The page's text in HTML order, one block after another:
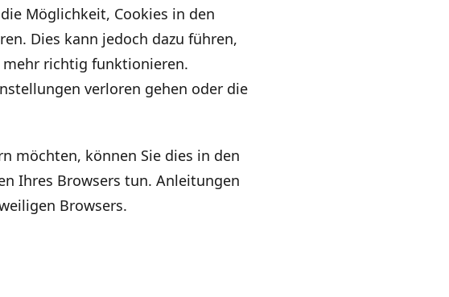
Möglichkeit, Cookies in den
Dies kann jedoch dazu führen,
richtig funktionieren.
verloren gehen oder die
möchten, können Sie dies in den
Ihres Browsers tun. Anleitungen
Browsers.